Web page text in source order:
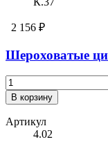
2 156 ₽
Шероховатые
В корзину
Артикул
4.02